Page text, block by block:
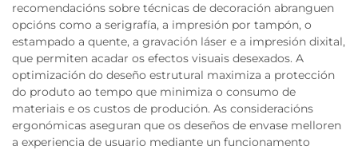
recomendacións sobre técnicas de decoración abranguen
opcións como a serigrafía, a impresión por tampón, o
estampado a quente, a gravación láser e a impresión dixital,
que permiten acadar os efectos visuais desexados. A
optimización do deseño estrutural maximiza a protección
do produto ao tempo que minimiza o consumo de
materiais e os custos de produción. As consideracións
ergonómicas aseguran que os deseños de envase melloren
a experiencia de usuario mediante un funcionamento